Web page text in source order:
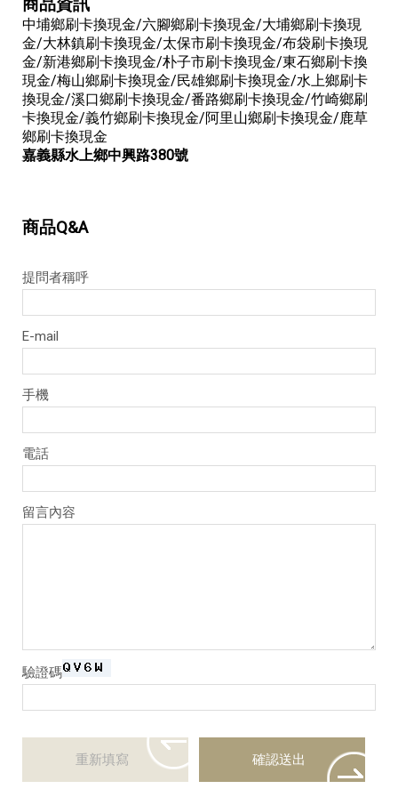
商品資訊
中埔鄉刷卡換現金/六腳鄉刷卡換現金/大埔鄉刷卡換現
金/大林鎮刷卡換現金/太保市刷卡換現金/布袋刷卡換現
金/新港鄉刷卡換現金/朴子市刷卡換現金/東石鄉刷卡換
現金/梅山鄉刷卡換現金/民雄鄉刷卡換現金/水上鄉刷卡
換現金/溪口鄉刷卡換現金/番路鄉刷卡換現金/竹崎鄉刷
卡換現金/義竹鄉刷卡換現金/阿里山鄉刷卡換現金/鹿草
鄉刷卡換現金
嘉義縣水上鄉中興路380號
商品Q&A
提問者稱呼
E-mail
手機
電話
留言內容
驗證碼